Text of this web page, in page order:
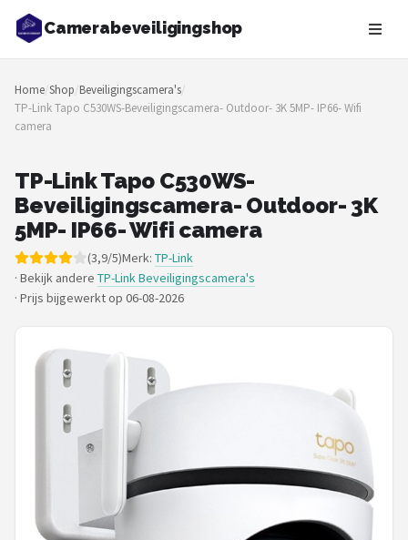
Camerabeveiligingshop
Zoeken
NAVIGATIE
Shop
Merken
Blog
Beveiligingscamera's
Camera Deurbellen
NAS
POPULAIRE MERKEN
Home-Locking
Home/Shop/Beveiligingscamera's/
TP-Link Tapo C530WS-Beveiligingscamera- Outdoor- 3K 5MP- IP66- Wifi
camera
TP-Link Tapo C530WS-
Beveiligingscamera- Outdoor- 3K
5MP- IP66- Wifi camera
(3,9/5)Merk: TP-Link
· Bekijk andere TP-Link Beveiligingscamera's
· Prijs bijgewerkt op 06-08-2026